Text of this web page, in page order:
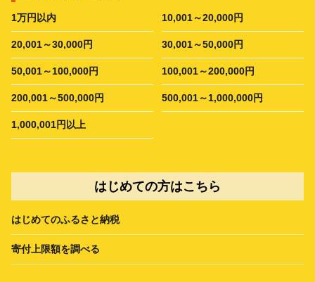
1万円以内 10,001～20,000円
20,001～30,000円 30,001～50,000円
50,001～100,000円 100,001～200,000円
200,001～500,000円 500,001～1,000,000円
1,000,001円以上
はじめての方はこちら
はじめてのふるさと納税
寄付上限額を調べる